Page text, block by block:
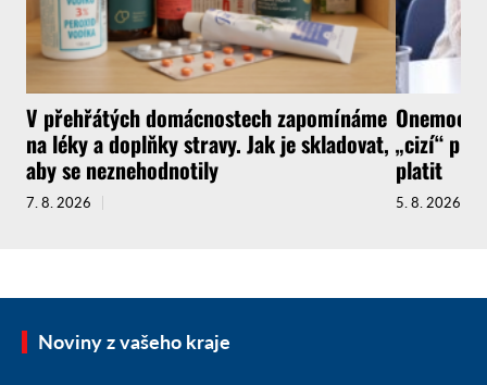
V přehřátých domácnostech zapomínáme
na léky a doplňky stravy. Jak je skladovat,
aby se neznehodnotily
7. 8. 2026
„cizí“
platit
5. 8. 2026
Noviny z vašeho kraje